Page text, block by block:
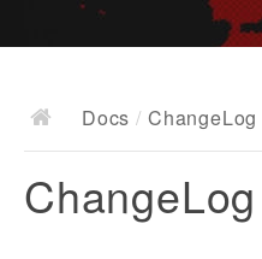
Docs
Documentation
Docs / ChangeLog
ChangeLog